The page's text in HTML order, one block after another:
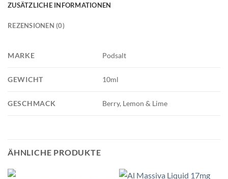
ZUSÄTZLICHE INFORMATIONEN
REZENSIONEN (0)
MARKE Podsalt
GEWICHT 10ml
GESCHMACK Berry, Lemon & Lime
ÄHNLICHE PRODUKTE